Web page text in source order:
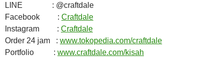
LINE : @craftdale
Facebook : Craftdale
Instagram : Craftdale
Order 24 jam : www.tokopedia.com/craftdale
Portfolio : www.craftdale.com/kisah